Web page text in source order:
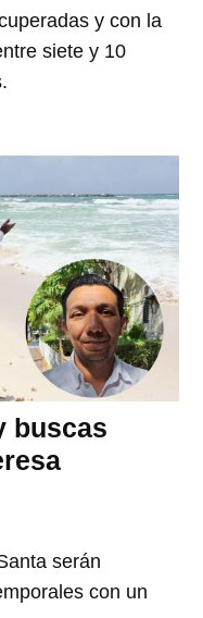
y con la
siete y 10
buscas
serán
con un